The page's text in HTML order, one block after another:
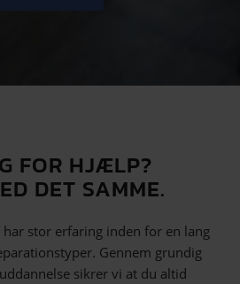
FOR HJÆLP?
DET SAMME.
stor erfaring inden for en lang
Gennem grundig
sikrer vi at du altid